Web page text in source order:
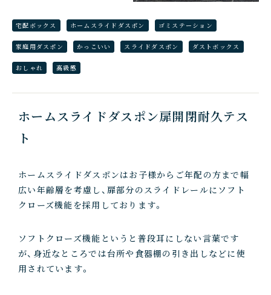
宅配ボックス ホームスライドダスポン ゴミステーション
家庭用ダスポン かっこいい スライドダスポン ダストボックス
おしゃれ 高級感
ホームスライドダスポン扉開閉耐久テス
ト
ホームスライドダスポンはお子様からご年配の方まで幅
広い年齢層を考慮し、扉部分のスライドレールにソフト
クローズ機能を採用しております。
ソフトクローズ機能というと普段耳にしない言葉です
が、身近なところでは台所や食器棚の引き出しなどに使
用されています。